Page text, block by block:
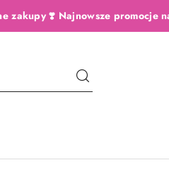
zakupy ❣️ Najnowsze promocje